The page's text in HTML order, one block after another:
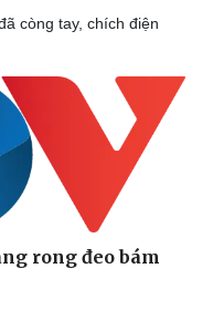
còng tay, chích điện
rong đeo bám